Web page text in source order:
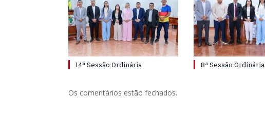
14ª Sessão Ordinária 8ª Sessão Ordinária
Os comentários estão fechados.